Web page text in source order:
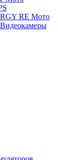
RE Мото